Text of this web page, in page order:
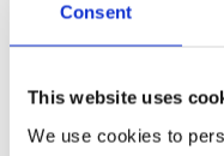
Consent
This website uses
We use cookies to
corona,covid